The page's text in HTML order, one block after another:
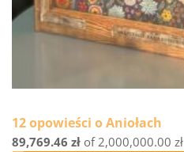
12 opowieści o Aniołach
89,769.46 zł of 2,000,000.00 zł